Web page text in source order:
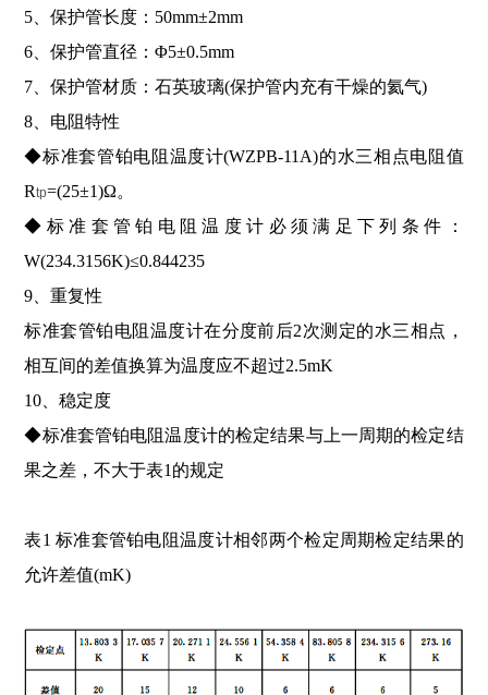
5、保护管长度：50mm±2mm
6、保护管直径：Φ5±0.5mm
7、保护管材质：石英玻璃(保护管内充有干燥的氦气)
8、电阻特性
◆标准套管铂电阻温度计(WZPB-11A)的水三相点电阻值
Rtp=(25±1)Ω。
◆标准套管铂电阻温度计必须满足下列条件：
W(234.3156K)≤0.844235
9、重复性
标准套管铂电阻温度计在分度前后2次测定的水三相点，
相互间的差值换算为温度应不超过2.5mK
10、稳定度
◆标准套管铂电阻温度计的检定结果与上一周期的检定结
果之差，不大于表1的规定
表1 标准套管铂电阻温度计相邻两个检定周期检定结果的
允许差值(mK)